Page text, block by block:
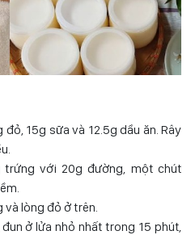
15g sữa và 12.5g dầu ăn. Rây
với 20g đường, một chút
và lòng đỏ ở trên.
ở lửa nhỏ nhất trong 15 phút,